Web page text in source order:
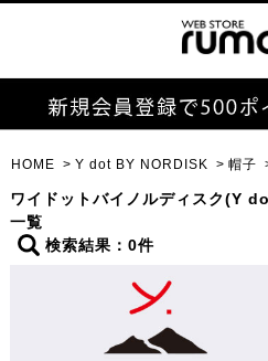
HOME Y dot BY NORDISK 帽子
ワイドットバイノルディスク(Y
一覧
検索結果：0件